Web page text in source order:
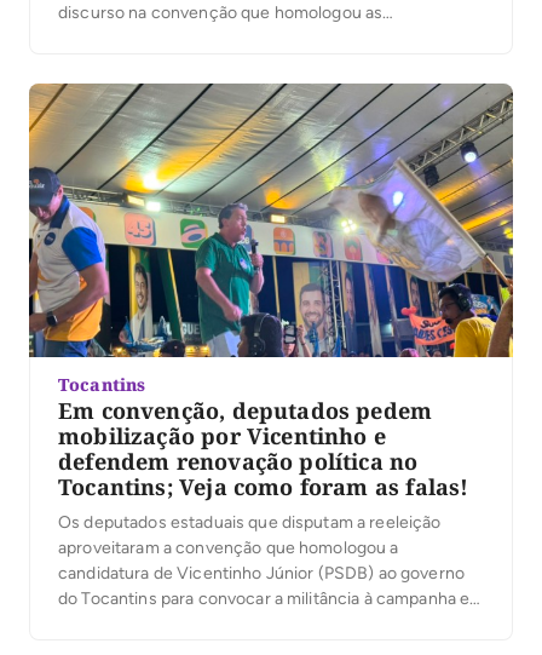
discurso na convenção que homologou as
Alexandre Guimarães ao Senado, na noite desta
quarta-feira, 5, em Palmas. Ao […]
Tocantins
Em convenção, deputados pedem
mobilização por Vicentinho e
defendem renovação política no
Tocantins; Veja como foram as falas!
Os deputados estaduais que disputam a reeleição
aproveitaram a convenção que homologou a
candidatura de Vicentinho Júnior (PSDB) ao governo
do Tocantins para convocar a militância à campanha e